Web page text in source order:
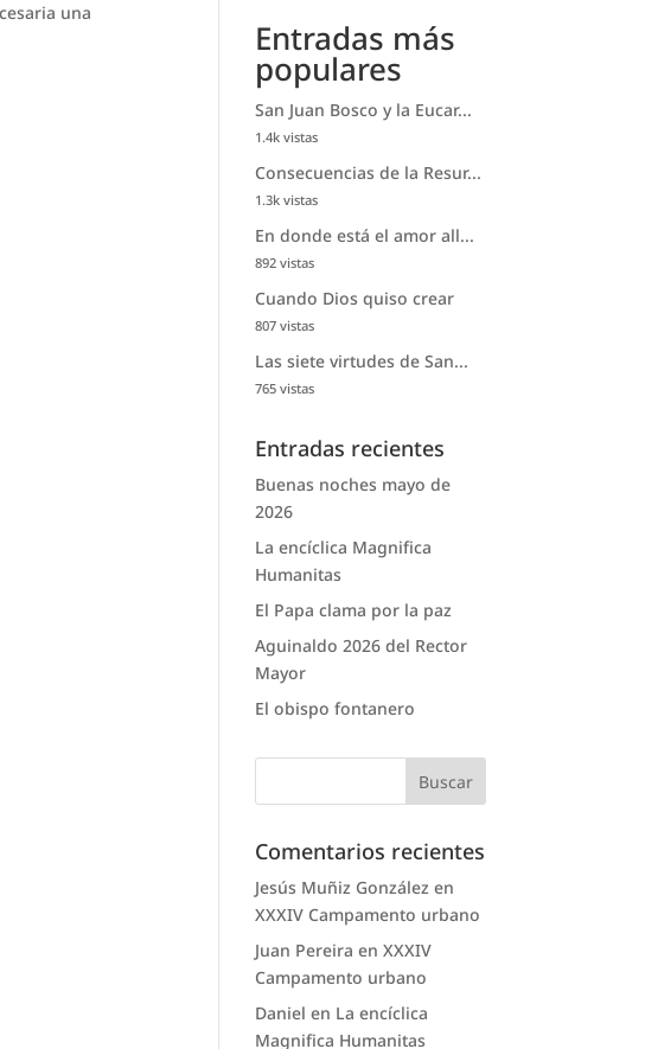
una
Entradas más
populares
San Juan Bosco y la Eucar...
1.4k vistas
Consecuencias de la Resur...
1.3k vistas
En donde está el amor all...
892 vistas
Cuando Dios quiso crear
807 vistas
Las siete virtudes de San...
765 vistas
Entradas recientes
Buenas noches mayo de
2026
La encíclica Magnifica
Humanitas
El Papa clama por la paz
Aguinaldo 2026 del Rector
Mayor
El obispo fontanero
Comentarios recientes
Jesús Muñiz González en
XXXIV Campamento urbano
Juan Pereira enXXXIV
Campamento urbano
Daniel en La encíclica
Magnifica Humanitas